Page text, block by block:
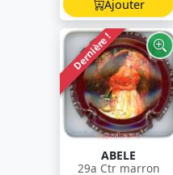
Ajouter
Dernière !
ABELE
29a Ctr marron